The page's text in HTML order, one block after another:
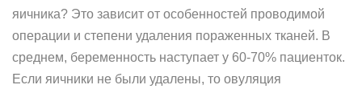
яичника? Это зависит от особенностей проводимой
операции и степени удаления пораженных тканей. В
среднем, беременность наступает у 60-70% пациенток.
Если яичники не были удалены, то овуляция